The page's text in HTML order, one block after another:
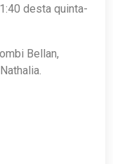
desta quinta-
Bellan,